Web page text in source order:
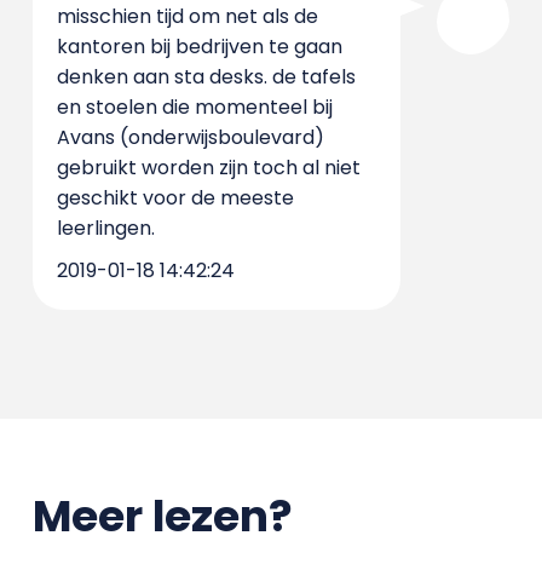
misschien tijd om net als de
kantoren bij bedrijven te gaan
denken aan sta desks. de tafels
en stoelen die momenteel bij
Avans (onderwijsboulevard)
gebruikt worden zijn toch al niet
geschikt voor de meeste
leerlingen.
2019-01-18 14:42:24
Meer lezen?